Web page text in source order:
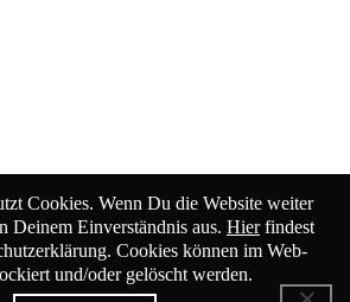
Cookies. Wenn Du die Website weiter
Deinem Einverständnis aus. Hierfindest
Cookies können im Web-
und/oder gelöscht werden.